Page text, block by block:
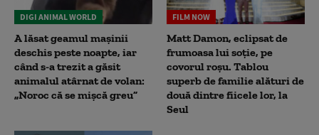
DIGI ANIMAL WORLD
A lăsat geamul mașinii
deschis peste noapte, iar
când s-a trezit a găsit
animalul atârnat de volan:
„Noroc că se mișcă greu”
FILM NOW
Matt Damon, eclipsat de
frumoasa lui soție, pe
covorul roșu. Tablou
superb de familie alături de
două dintre fiicele lor, la
Seul